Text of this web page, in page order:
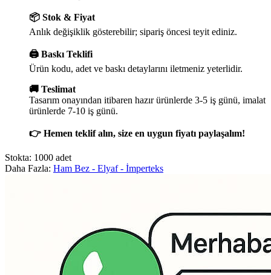
📦 Stok & Fiyat
Anlık değişiklik gösterebilir; sipariş öncesi teyit ediniz.
🖨️ Baskı Teklifi
Ürün kodu, adet ve baskı detaylarını iletmeniz yeterlidir.
🚚 Teslimat
Tasarım onayından itibaren hazır ürünlerde 3-5 iş günü, imalat
ürünlerde 7-10 iş günü.
👉 Hemen teklif alın, size en uygun fiyatı paylaşalım!
Stokta: 1000 adet
Daha Fazla: Ham Bez - Elyaf - İmperteks